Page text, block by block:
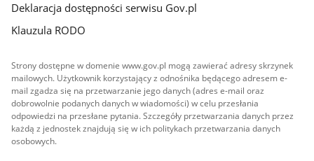
Deklaracja dostępności serwisu Gov.pl
Klauzula RODO
Strony dostępne w domenie www.gov.pl mogą zawierać adresy skrzynek
mailowych. Użytkownik korzystający z odnośnika będącego adresem e-
mail zgadza się na przetwarzanie jego danych (adres e-mail oraz
dobrowolnie podanych danych w wiadomości) w celu przesłania
odpowiedzi na przesłane pytania. Szczegóły przetwarzania danych przez
każdą z jednostek znajdują się w ich politykach przetwarzania danych
osobowych.